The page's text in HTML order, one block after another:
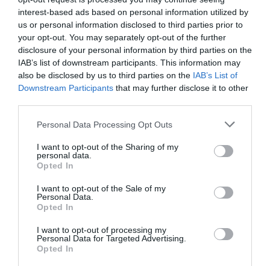
interest-based ads based on personal information utilized by
us or personal information disclosed to third parties prior to
your opt-out. You may separately opt-out of the further
disclosure of your personal information by third parties on the
IAB’s list of downstream participants. This information may
also be disclosed by us to third parties on the IAB’s List of
Downstream Participants that may further disclose it to other
Personal Data Processing Opt Outs
I want to opt-out of the Sharing of my
personal data.
Opted In
I want to opt-out of the Sale of my
Personal Data.
Opted In
I want to opt-out of processing my
Personal Data for Targeted Advertising.
Opted In
Πώς μπόρεσες να το κάνεις, ρε άνθρωπε;